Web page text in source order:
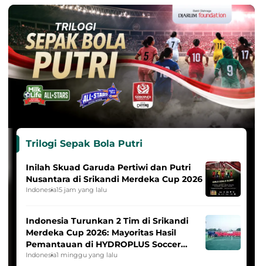
Trilogi Sepak Bola Putri
Inilah Skuad Garuda Pertiwi dan Putri
Nusantara di Srikandi Merdeka Cup 2026
Indonesia15 jam yang lalu
Indonesia Turunkan 2 Tim di Srikandi
Merdeka Cup 2026: Mayoritas Hasil
Pemantauan di HYDROPLUS Soccer
League
Indonesia1 minggu yang lalu